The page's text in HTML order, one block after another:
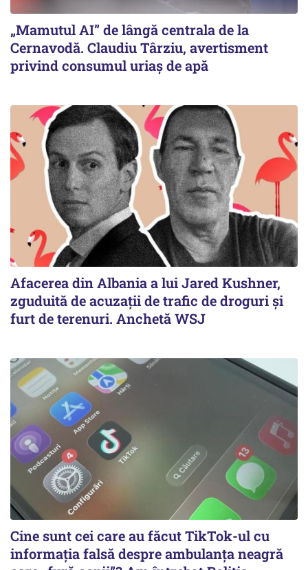
„Mamutul AI” de lângă centrala de la
Cernavodă. Claudiu Târziu, avertisment
privind consumul uriaș de apă
Afacerea din Albania a lui Jared Kushner,
zguduită de acuzații de trafic de droguri și
furt de terenuri. Anchetă WSJ
Cine sunt cei care au făcut TikTok-ul cu
informația falsă despre ambulanța neagră